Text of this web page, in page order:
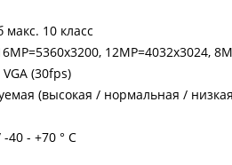
макс. 10 класс
12МР=4032x3024,
(30fps)
(высокая / нормальная /
40 - +70 ° C